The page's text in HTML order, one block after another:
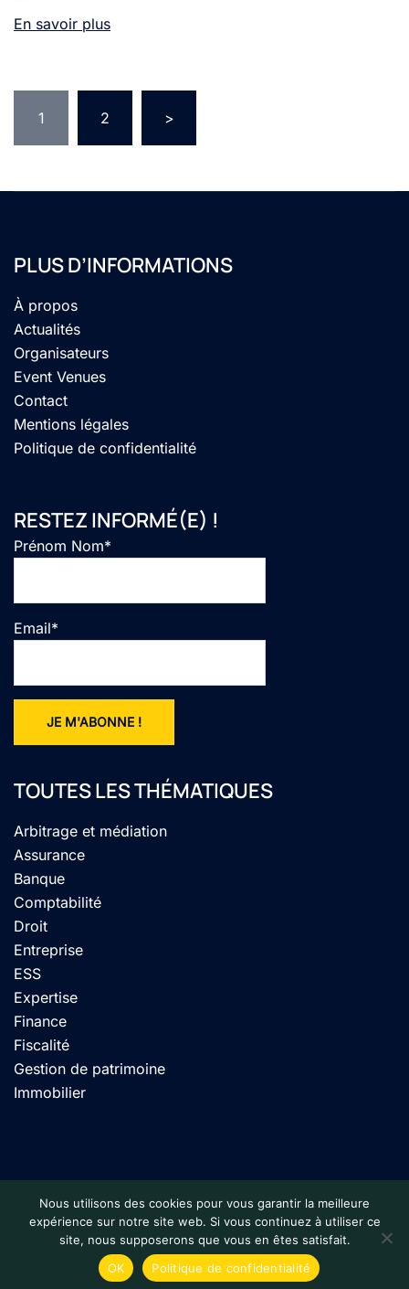
En savoir plus
Pagination
des
1 2 >
PLUS D’INFORMATIONS
À propos
Actualités
Organisateurs
Event Venues
Contact
Mentions légales
Politique de confidentialité
RESTEZ INFORMÉ(E) !
Prénom Nom*
Email*
TOUTES LES THÉMATIQUES
Arbitrage et médiation
Assurance
Banque
Comptabilité
Droit
Entreprise
ESS
Expertise
Finance
Fiscalité
Gestion de patrimoine
Immobilier
© 2024 Calnbiz. Tous droits réservés. Site conçu par
pasSweb
Nous utilisons des cookies pour vous garantir la meilleure
expérience sur notre site web. Si vous continuez à utiliser ce
site, nous supposerons que vous en êtes satisfait.
OK
Politique de confidentialité